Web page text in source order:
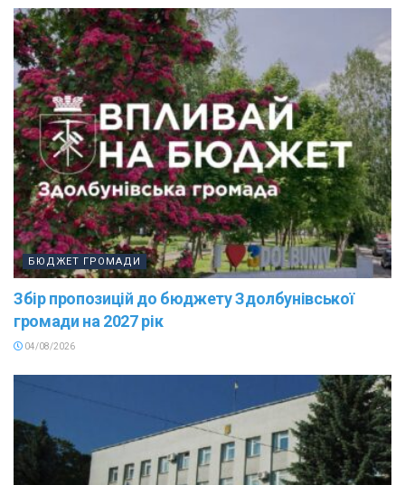
БЮДЖЕТ ГРОМАДИ
Збір пропозицій до бюджету Здолбунівської
громади на 2027 рік
04/08/2026